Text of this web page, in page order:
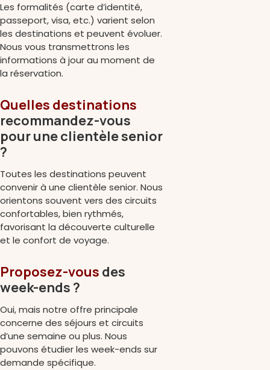
Les formalités (carte d’identité,
passeport, visa, etc.) varient selon
les destinations et peuvent évoluer.
Nous vous transmettrons les
informations à jour au moment de
la réservation.
Quelles destinations
recommandez-vous
pour une clientèle senior
?
Toutes les destinations peuvent
convenir à une clientèle senior. Nous
orientons souvent vers des circuits
confortables, bien rythmés,
favorisant la découverte culturelle
et le confort de voyage.
Proposez-vous des
week-ends ?
Oui, mais notre offre principale
concerne des séjours et circuits
d’une semaine ou plus. Nous
pouvons étudier les week-ends sur
demande spécifique.